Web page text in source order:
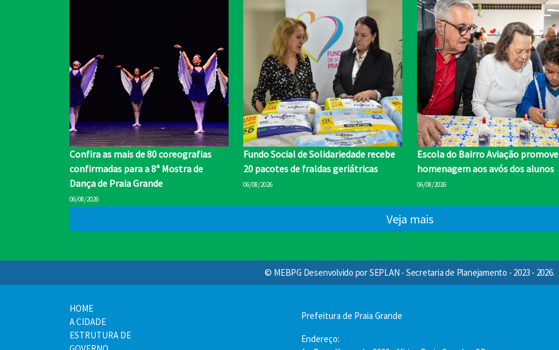
Confira as mais de 80 coreografias
confirmadas para a 8ª Mostra de
Dança de Praia Grande
06/08/2026
Fundo Social de Solidariedade recebe
20 pacotes de fraldas geriátricas
06/08/2026
Escola do Bairro Aviação promove
homenagem aos avós dos alunos
06/08/2026
Veja mais
© MEBPG Desenvolvido por SEPLAN - Secretaria de Planejamento - 2023 - 2026.
HOME
A CIDADE
ESTRUTURA DE
Prefeitura de Praia Grande
Endereço: